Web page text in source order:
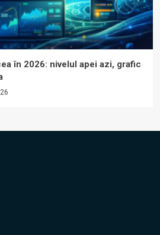
în 2026: nivelul apei azi, grafic